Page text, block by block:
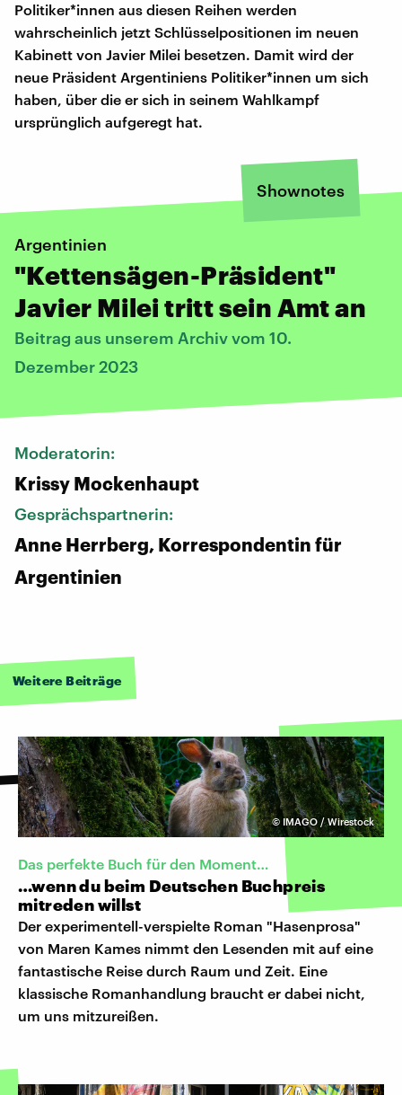
Politiker*innen aus diesen Reihen werden
wahrscheinlich jetzt Schlüsselpositionen im neuen
Kabinett von Javier Milei besetzen. Damit wird der
neue Präsident Argentiniens Politiker*innen um sich
haben, über die er sich in seinem Wahlkampf
ursprünglich aufgeregt hat.
Shownotes
Argentinien
"Kettensägen-Präsident"
Javier Milei tritt sein Amt an
Beitrag aus unserem Archiv vom 10.
Dezember 2023
Moderatorin:
Krissy Mockenhaupt
Gesprächspartnerin:
Anne Herrberg, Korrespondentin für
Argentinien
Weitere Beiträge
© IMAGO / Wirestock
Das perfekte Buch für den Moment…
…wenn du beim Deutschen Buchpreis
mitreden willst
Der experimentell-verspielte Roman "Hasenprosa"
von Maren Kames nimmt den Lesenden mit auf eine
fantastische Reise durch Raum und Zeit. Eine
klassische Romanhandlung braucht er dabei nicht,
um uns mitzureißen.